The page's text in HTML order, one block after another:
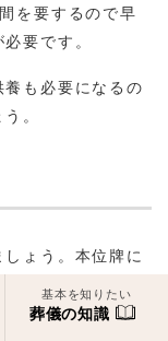
を要するので早
要です。
も必要になるの
。
ょう。本位牌に
す。文字入れは
店に依頼するよ
基本を知りたい
葬儀の知識